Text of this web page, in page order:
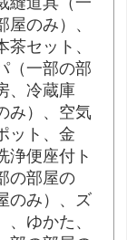
のみ）、
セット、
（一部の部
、冷蔵庫
み）、空気
ット、金
浄便座付ト
の部屋の
のみ）、ズ
ゆかた、